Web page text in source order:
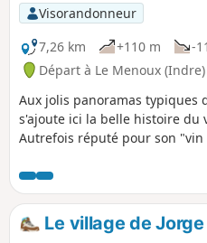
Visorandonneur
7,26 km
+110 m -
Départ à Le Menoux (Indre)
Aux jolis panoramas typiques
s'ajoute ici la belle histoire du
Autrefois réputé pour son
Le village de